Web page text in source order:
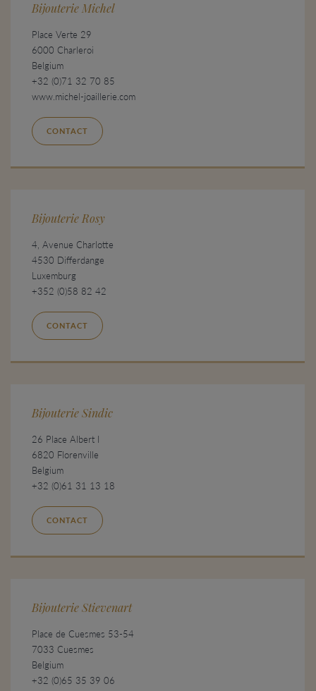
Bijouterie Michel
Place Verte 29
6000 Charleroi
Belgium
+32 (0)71 32 70 85
www.michel-joaillerie.com
CONTACT
Bijouterie Rosy
4, Avenue Charlotte
4530 Differdange
Luxemburg
+352 (0)58 82 42
CONTACT
Bijouterie Sindic
26 Place Albert I
6820 Florenville
Belgium
+32 (0)61 31 13 18
CONTACT
Bijouterie Stievenart
Place de Cuesmes 53-54
7033 Cuesmes
Belgium
+32 (0)65 35 39 06